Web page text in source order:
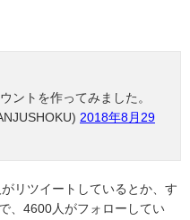
ントを作ってみました。
2018年8月29
リツイートしているとか、す
、4600人がフォローしてい